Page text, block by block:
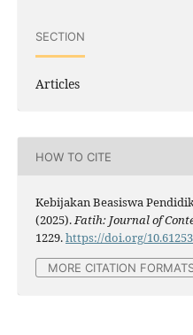
SECTION
Articles
HOW TO CITE
Kebijakan Beasiswa
(2025).Fatih: Journal of
1229.https://doi.org/
MORE CITATION